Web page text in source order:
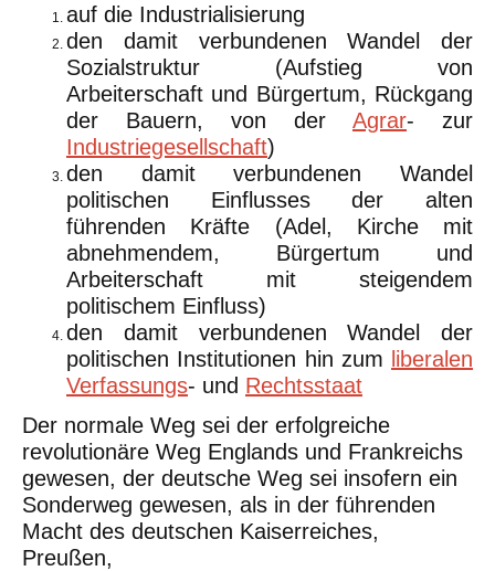
auf die Industrialisierung
den damit verbundenen Wandel der
Sozialstruktur (Aufstieg von
Arbeiterschaft und Bürgertum, Rückgang
der Bauern, von der Agrar- zur
Industriegesellschaft)
den damit verbundenen Wandel
politischen Einflusses der alten
führenden Kräfte (Adel, Kirche mit
abnehmendem, Bürgertum und
Arbeiterschaft mit steigendem
politischem Einfluss)
den damit verbundenen Wandel der
politischen Institutionen hin zum liberalen
Verfassungs- und Rechtsstaat
Der normale Weg sei der erfolgreiche
revolutionäre Weg Englands und Frankreichs
gewesen, der deutsche Weg sei insofern ein
Sonderweg gewesen, als in der führenden
Macht des deutschen Kaiserreiches,
Preußen,